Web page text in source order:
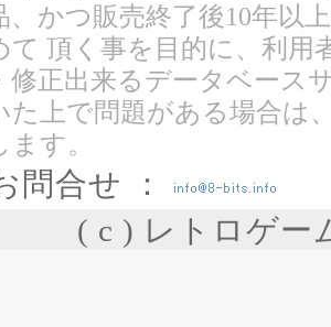
、かつ販売終了後10年以
て 頂く事を目的に、利用
修正出来るデータベース
た上で問題がある場合は
ます。
問合せ ：
( c ) レトロゲー